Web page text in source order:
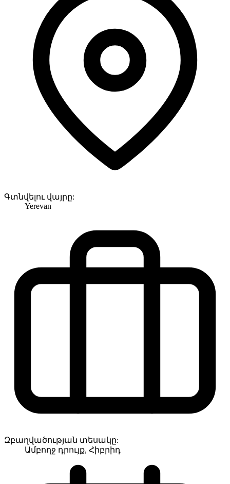
Գտնվելու վայրը:
Yerevan
Զբաղվածության տեսակը:
Ամբողջ դրույք, Հիբրիդ